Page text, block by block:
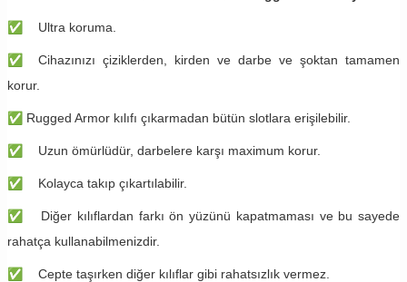
✅ Ultra koruma.
✅ Cihazınızı çiziklerden, kirden ve darbe ve şoktan tamamen
korur.
✅ Rugged Armor kılıfı çıkarmadan bütün slotlara erişilebilir.
✅ Uzun ömürlüdür, darbelere karşı maximum korur.
✅ Kolayca takıp çıkartılabilir.
✅ Diğer kılıflardan farkı ön yüzünü kapatmaması ve bu sayede
rahatça kullanabilmenizdir.
✅ Cepte taşırken diğer kılıflar gibi rahatsızlık vermez.